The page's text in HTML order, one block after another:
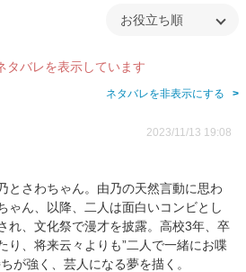
タバレを表示しています
ネタバレを非表示にする
2023/11/13 19:08
とさわちゃん。由乃の天然言動に思わ
ゃん、以降、二人は面白いコンビとし
れ、文化祭で漫才を披露。高校3年、卒
り、将来云々よりも”二人で一緒にお喋
が強く、芸人になる夢を描く。